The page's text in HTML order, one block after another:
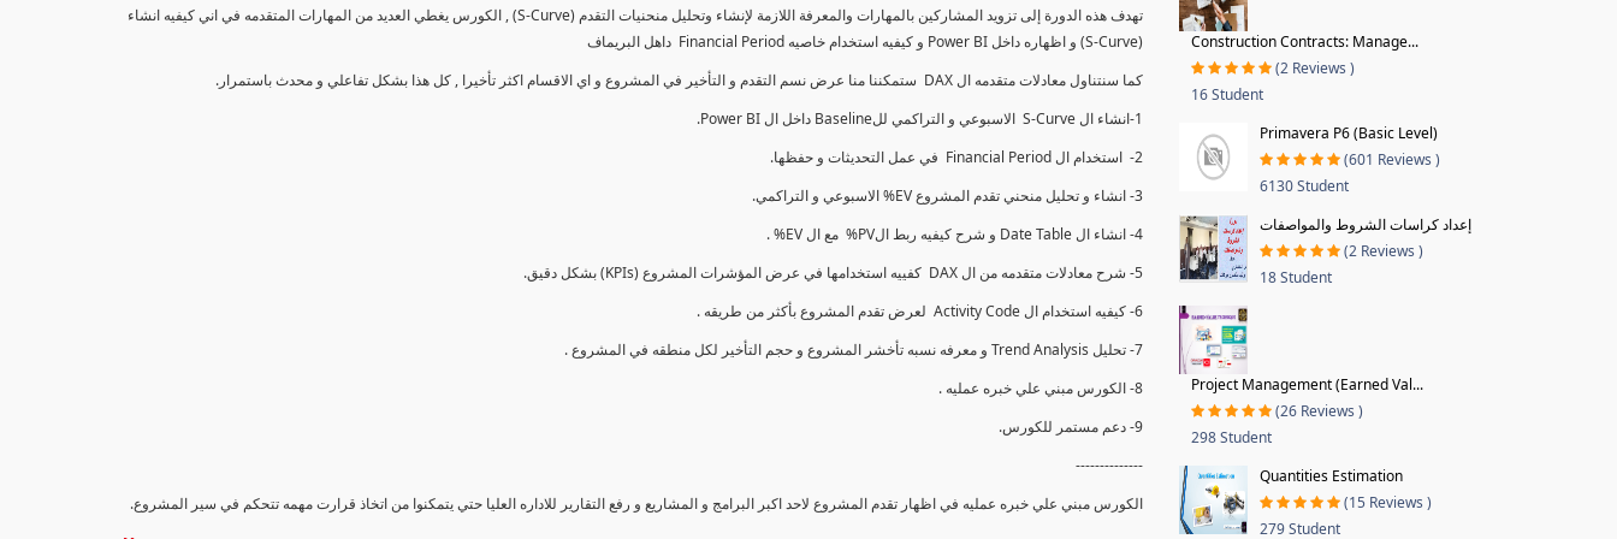
تهدف هذه الدورة إلى تزويد المشاركين بالمهارات والمعرفة اللازمة لإنشاء وتحليل منحنيات التقدم (S-Curve) , الكورس يغطي العديد من المهارات المتقدمه في اني كيفيه انشاء
(S-Curve) و اظهاره داخل Power BI و كيفيه استخدام خاصيه Financial Period داهل البريماف
كما سنتناول معادلات متقدمه ال DAX ستمكننا منا عرض نسم التقدم و التأخير في المشروع و اي الاقسام اكثر تأخيرا , كل هذا بشكل تفاعلي و محدث باستمرار.
1-انشاء ال S-Curve الاسبوعي و التراكمي للBaseline داخل ال Power BI.
2- استخدام ال Financial Period في عمل التحديثات و حفظها.
3- انشاء و تحليل منحني تقدم المشروع EV% الاسبوعي و التراكمي.
4- انشاء ال Date Table و شرح كيفيه ربط الPV% مع ال EV% .
5- شرح معادلات متقدمه من ال DAX كفييه استخدامها في عرض المؤشرات المشروع (KPIs) بشكل دقيق.
6- كيفيه استخدام ال Activity Code لعرض تقدم المشروع بأكثر من طريقه .
7- تحليل Trend Analysis و معرفه نسبه تأخشر المشروع و حجم التأخير لكل منطقه في المشروع .
8- الكورس مبني علي خبره عمليه .
9- دعم مستمر للكورس.
--------------
الكورس مبني علي خبره عمليه في اظهار تقدم المشروع لاحد اكبر البرامج و المشاريع و رفع التقارير للاداره العليا حتي يتمكنوا من اتخاذ قرارت مهمه تتحكم في سير المشروع.
Construction Contracts: Manage...
(2 Reviews )
16 Student
Primavera P6 (Basic Level)
(601 Reviews )
6130 Student
إعداد كراسات الشروط والمواصفات
(2 Reviews )
18 Student
Project Management (Earned Val...
(26 Reviews )
298 Student
Quantities Estimation
(15 Reviews )
279 Student